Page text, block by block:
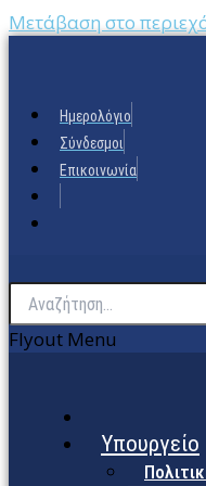
Μετάβαση στο
Ημερολόγιο
Σύνδεσμοι
Επικοινωνία
Flyout Menu
Υπουργείο